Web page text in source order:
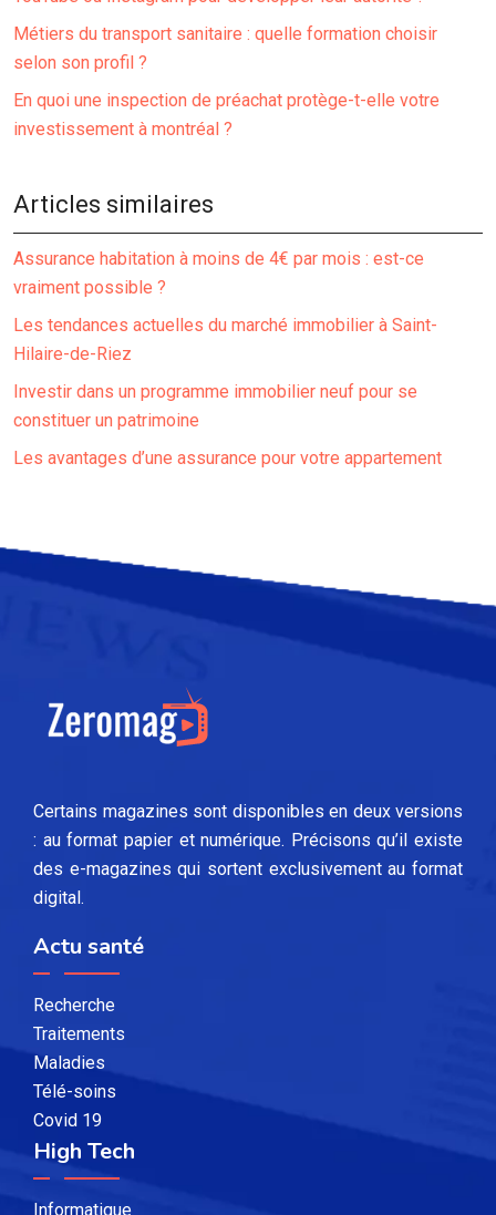
Métiers du transport sanitaire : quelle formation choisir
selon son profil ?
En quoi une inspection de préachat protège-t-elle votre
investissement à montréal ?
Articles similaires
Assurance habitation à moins de 4€ par mois : est-ce
vraiment possible ?
Les tendances actuelles du marché immobilier à Saint-
Hilaire-de-Riez
Investir dans un programme immobilier neuf pour se
constituer un patrimoine
Les avantages d’une assurance pour votre appartement
Certains magazines sont disponibles en deux versions
: au format papier et numérique. Précisons qu’il existe
des e-magazines qui sortent exclusivement au format
digital.
Actu santé
Recherche
Traitements
Maladies
Télé-soins
Covid 19
High Tech
Informatique